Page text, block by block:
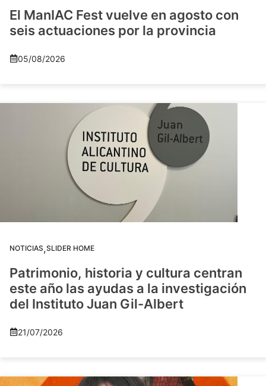
El ManIAC Fest vuelve en agosto con
seis actuaciones por la provincia
05/08/2026
NOTICIAS,SLIDER HOME
Patrimonio, historia y cultura centran
este año las ayudas a la investigación
del Instituto Juan Gil-Albert
21/07/2026